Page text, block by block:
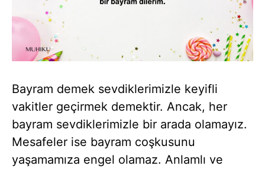
Bayram demek sevdiklerimizle keyifli
vakitler geçirmek demektir. Ancak, her
bayram sevdiklerimizle bir arada olamayız.
Mesafeler ise bayram coşkusunu
yaşamamıza engel olamaz. Anlamlı ve